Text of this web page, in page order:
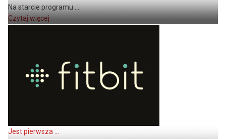
Na starcie programu ...
Czytaj więcej
Jest pierwsza ...